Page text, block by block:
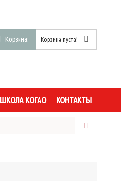
Корзина: Корзина пуста!
ШКОЛА КОГАО КОНТАКТЫ